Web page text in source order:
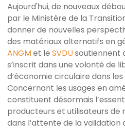
Aujourd'hui, de nouveaux
par le Ministère de la
donner de nouvelles
des matériaux alternatifs en
ANGMet le SVDUsoutiennent
s’inscrit dans une volonté de
d’économie circulaire dans
Concernant les usages en
constituent désormais
producteurs et utilisateurs de
dans l’attente de la validation